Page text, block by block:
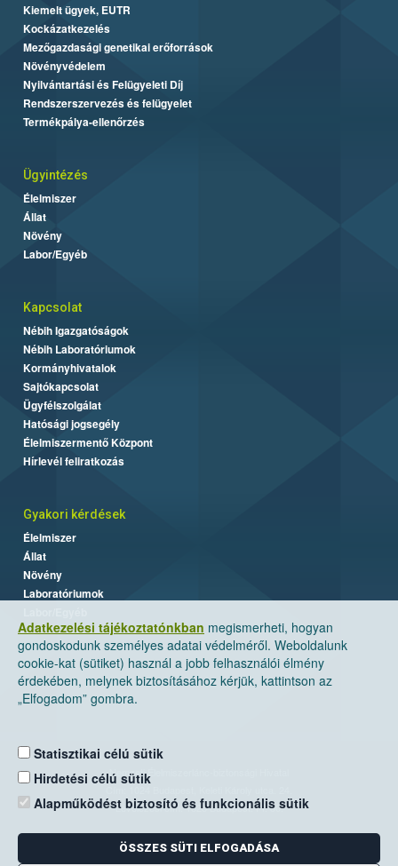
Adatkezelési tájékoztatónkban megismerheti, hogyan
gondoskodunk személyes adatai védelméről. Weboldalunk
cookie-kat (sütiket) használ a jobb felhasználói élmény
érdekében, melynek biztosításához kérjük, kattintson az
„Elfogadom” gombra.
Statisztikai célú sütik
Hirdetési célú sütik
Alapműködést biztosító és funkcionális sütik
ÖSSZES SÜTI ELFOGADÁSA
Kiemelt ügyek, EUTR
Kockázatkezelés
Mezőgazdasági genetikai erőforrások
Növényvédelem
Nyilvántartási és Felügyeleti Díj
Rendszerszervezés és felügyelet
Termékpálya-ellenőrzés
Ügyintézés
Élelmiszer
Állat
Növény
Labor/Egyéb
Kapcsolat
Nébih Igazgatóságok
Nébih Laboratóriumok
Kormányhivatalok
Sajtókapcsolat
Ügyfélszolgálat
Hatósági jogsegély
Élelmiszermentő Központ
Hírlevél feliratkozás
Gyakori kérdések
Élelmiszer
Állat
Növény
Laboratóriumok
Nemzeti Élelmiszerlánc-biztonsági Hivatal
Levelezési cím: 1525 Budapest. Pf. 30.
E-mail:ugyfelszolgalat@nebih.gov.hu